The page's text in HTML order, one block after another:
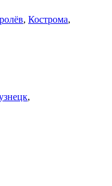
, Кострома,
,